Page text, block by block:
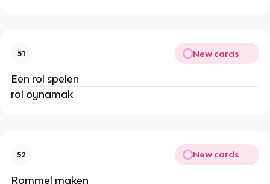
51 New cards
Een rol spelen
rol oynamak
52 New cards
Rommel maken